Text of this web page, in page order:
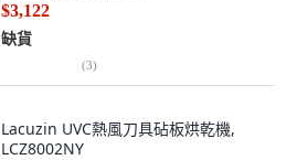
$3,122
缺貨
(3)
Lacuzin UVC熱風刀具砧板烘乾機,
LCZ8002NY